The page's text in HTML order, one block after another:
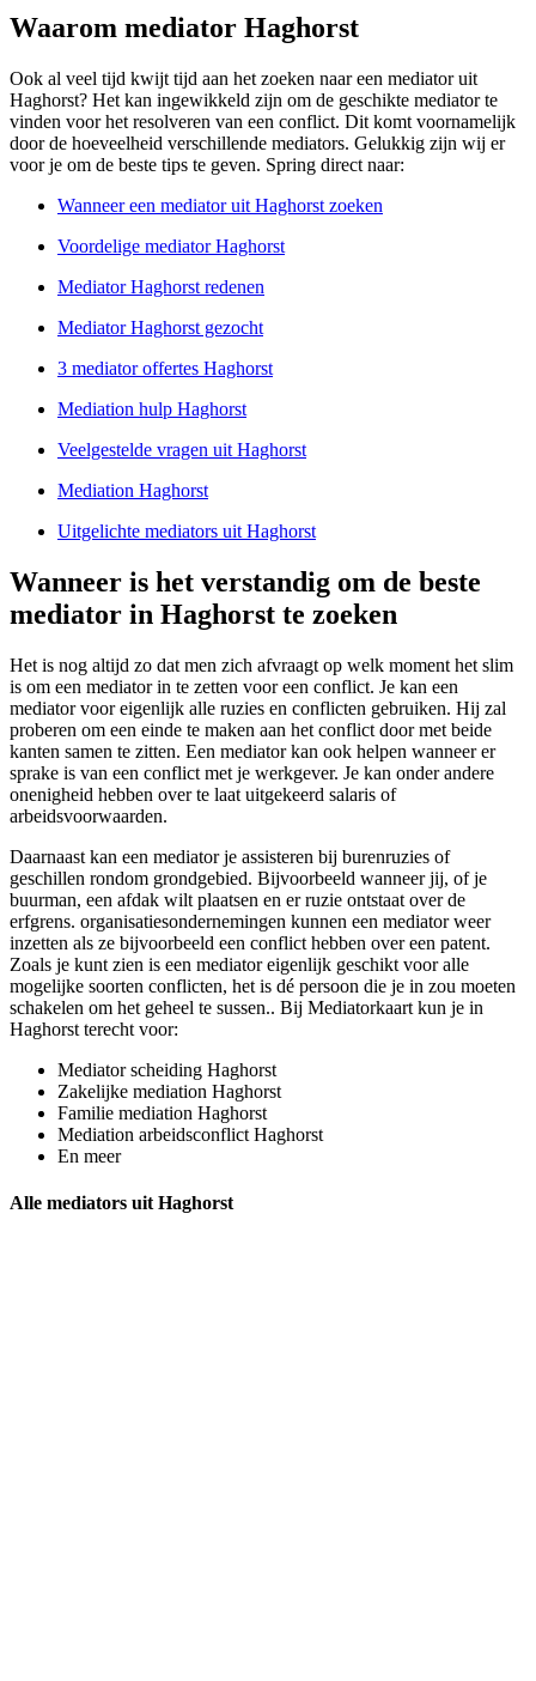
Waarom mediator Haghorst
Ook al veel tijd kwijt tijd aan het zoeken naar een mediator uit
Haghorst? Het kan ingewikkeld zijn om de geschikte mediator te
vinden voor het resolveren van een conflict. Dit komt voornamelijk
door de hoeveelheid verschillende mediators. Gelukkig zijn wij er
voor je om de beste tips te geven. Spring direct naar:
Wanneer een mediator uit Haghorst zoeken
Voordelige mediator Haghorst
Mediator Haghorst redenen
Mediator Haghorst gezocht
3 mediator offertes Haghorst
Mediation hulp Haghorst
Veelgestelde vragen uit Haghorst
Mediation Haghorst
Uitgelichte mediators uit Haghorst
Wanneer is het verstandig om de beste
mediator in Haghorst te zoeken
Het is nog altijd zo dat men zich afvraagt op welk moment het slim
is om een mediator in te zetten voor een conflict. Je kan een
mediator voor eigenlijk alle ruzies en conflicten gebruiken. Hij zal
proberen om een einde te maken aan het conflict door met beide
kanten samen te zitten. Een mediator kan ook helpen wanneer er
sprake is van een conflict met je werkgever. Je kan onder andere
onenigheid hebben over te laat uitgekeerd salaris of
arbeidsvoorwaarden.
Daarnaast kan een mediator je assisteren bij burenruzies of
geschillen rondom grondgebied. Bijvoorbeeld wanneer jij, of je
buurman, een afdak wilt plaatsen en er ruzie ontstaat over de
erfgrens. organisatiesondernemingen kunnen een mediator weer
inzetten als ze bijvoorbeeld een conflict hebben over een patent.
Zoals je kunt zien is een mediator eigenlijk geschikt voor alle
mogelijke soorten conflicten, het is dé persoon die je in zou moeten
schakelen om het geheel te sussen.. Bij Mediatorkaart kun je in
Haghorst terecht voor:
Mediator scheiding Haghorst
Zakelijke mediation Haghorst
Familie mediation Haghorst
Mediation arbeidsconflict Haghorst
En meer
Alle mediators uit Haghorst